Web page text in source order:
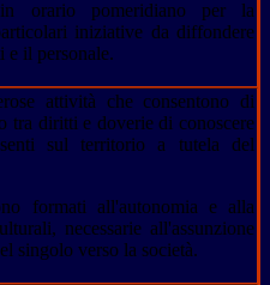
orario pomeridiano per la
iniziative da diffondere
e il personale.
attività che consentono di
tra diritti e doverie di conoscere
sul territorio a tutela del
formati all'autonomia e alla
necessarie all'assunzione
singolo verso la società.